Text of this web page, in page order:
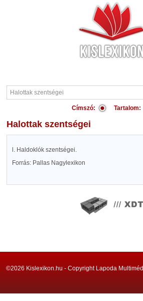
Címszó: Tartalom:
Halottak szentségei
l. Haldoklók szentségei.
Forrás: Pallas Nagylexikon
©2026 Kislexikon.hu - Copyright Lapoda